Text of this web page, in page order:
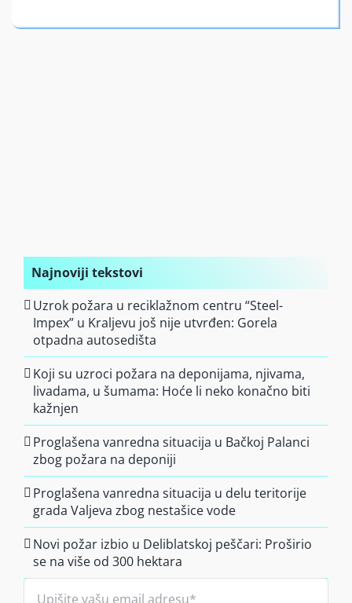
Najnoviji tekstovi
Uzrok požara u reciklažnom centru “Steel-
Impex” u Kraljevu još nije utvrđen: Gorela
otpadna autosedišta
Koji su uzroci požara na deponijama, njivama,
livadama, u šumama: Hoće li neko konačno biti
kažnjen
Proglašena vanredna situacija u Bačkoj Palanci
zbog požara na deponiji
Proglašena vanredna situacija u delu teritorije
grada Valjeva zbog nestašice vode
Novi požar izbio u Deliblatskoj peščari: Proširio
se na više od 300 hektara